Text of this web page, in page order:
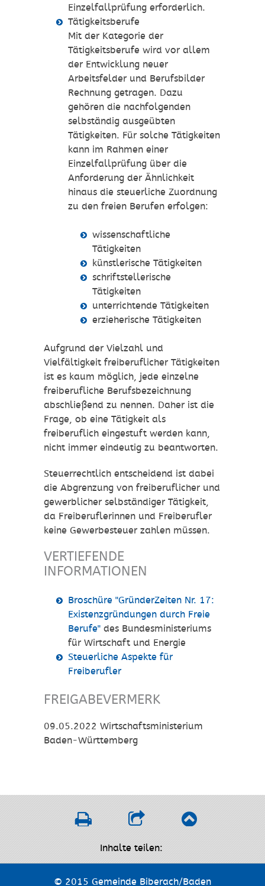
Einzelfallprüfung erforderlich.
Tätigkeitsberufe
Mit der Kategorie der
Tätigkeitsberufe wird vor allem
der Entwicklung neuer
Arbeitsfelder und Berufsbilder
Rechnung getragen. Dazu
gehören die nachfolgenden
selbständig ausgeübten
Tätigkeiten. Für solche Tätigkeiten
kann im Rahmen einer
Einzelfallprüfung über die
Anforderung der Ähnlichkeit
hinaus die steuerliche Zuordnung
zu den freien Berufen erfolgen:
wissenschaftliche
Tätigkeiten
künstlerische Tätigkeiten
schriftstellerische
Tätigkeiten
unterrichtende Tätigkeiten
erzieherische Tätigkeiten
Aufgrund der Vielzahl und
Vielfältigkeit freiberuflicher Tätigkeiten
ist es kaum möglich, jede einzelne
freiberufliche Berufsbezeichnung
abschließend zu nennen. Daher ist die
Frage, ob eine Tätigkeit als
freiberuflich eingestuft werden kann,
nicht immer eindeutig zu beantworten.
Steuerrechtlich entscheidend ist dabei
die Abgrenzung von freiberuflicher und
gewerblicher selbständiger Tätigkeit,
da Freiberuflerinnen und Freiberufler
keine Gewerbesteuer zahlen müssen.
VERTIEFENDE
INFORMATIONEN
Broschüre "GründerZeiten Nr. 17:
Existenzgründungen durch Freie
Berufe"des Bundesministeriums
für Wirtschaft und Energie
Steuerliche Aspekte für
Freiberufler
FREIGABEVERMERK
09.05.2022 Wirtschaftsministerium
Baden-Württemberg
Inhalte teilen:
© 2015 Gemeinde Biberach/Baden